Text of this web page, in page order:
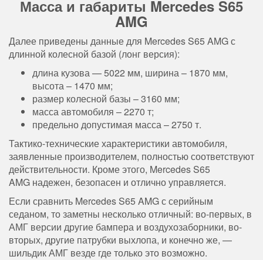
Масса и габариты Mercedes S65
AMG
Далее приведены данные для Mercedes S65 AMG с
длинной колесной базой (лонг версия):
длина кузова — 5022 мм, ширина – 1870 мм,
высота – 1470 мм;
размер колесной базы – 3160 мм;
масса автомобиля – 2270 т;
предельно допустимая масса – 2750 т.
Тактико-технические характеристики автомобиля,
заявленные производителем, полностью соответствуют
действительности. Кроме этого, Mercedes S65
AMG надежен, безопасен и отлично управляется.
Если сравнить Mercedes S65 AMG с серийным
седаном, то заметны несколько отличный: во-первых, в
АМГ версии другие бампера и воздухозаборники, во-
вторых, другие патрубки выхлопа, и конечно же, —
шильдик АМГ везде где только это возможно.